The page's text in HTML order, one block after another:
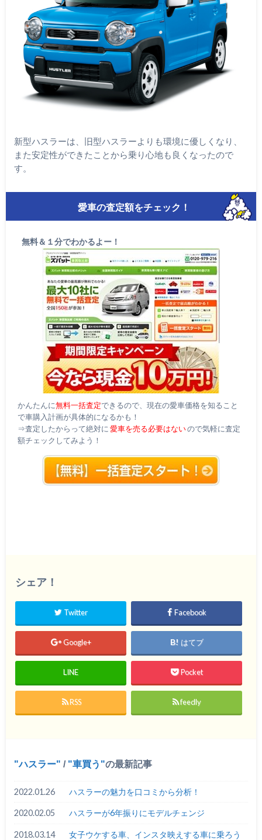
新型ハスラーは、旧型ハスラーよりも環境に優しくなり、
また安定性ができたことから乗り心地も良くなったので
す。
愛車の査定額をチェック！
無料＆１分でわかるよー！
かんたんに無料一括査定できるので、現在の愛車価格を知ること
で車購入計画が具体的になるかも！
⇒査定したからって絶対に 愛車を売る必要はないので気軽に査定
額チェックしてみよう！
シェア！
Twitter Facebook
Google+ はてブ
LINE Pocket
RSS feedly
ハスラー / 車買う の最新記事
2022.01.26 ハスラーの魅力を口コミから分析！
2020.02.05 ハスラーが6年振りにモデルチェンジ
2018.03.14 女子ウケする車、インスタ映えする車に乗ろう